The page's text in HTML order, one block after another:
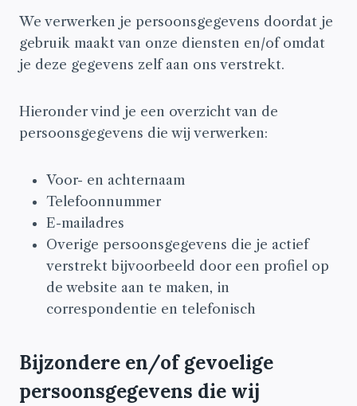
We verwerken je persoonsgegevens doordat je
gebruik maakt van onze diensten en/of omdat
je deze gegevens zelf aan ons verstrekt.
Hieronder vind je een overzicht van de
persoonsgegevens die wij verwerken:
Voor- en achternaam
Telefoonnummer
E-mailadres
Overige persoonsgegevens die je actief
verstrekt bijvoorbeeld door een profiel op
de website aan te maken, in
correspondentie en telefonisch
Bijzondere en/of gevoelige
persoonsgegevens die wij